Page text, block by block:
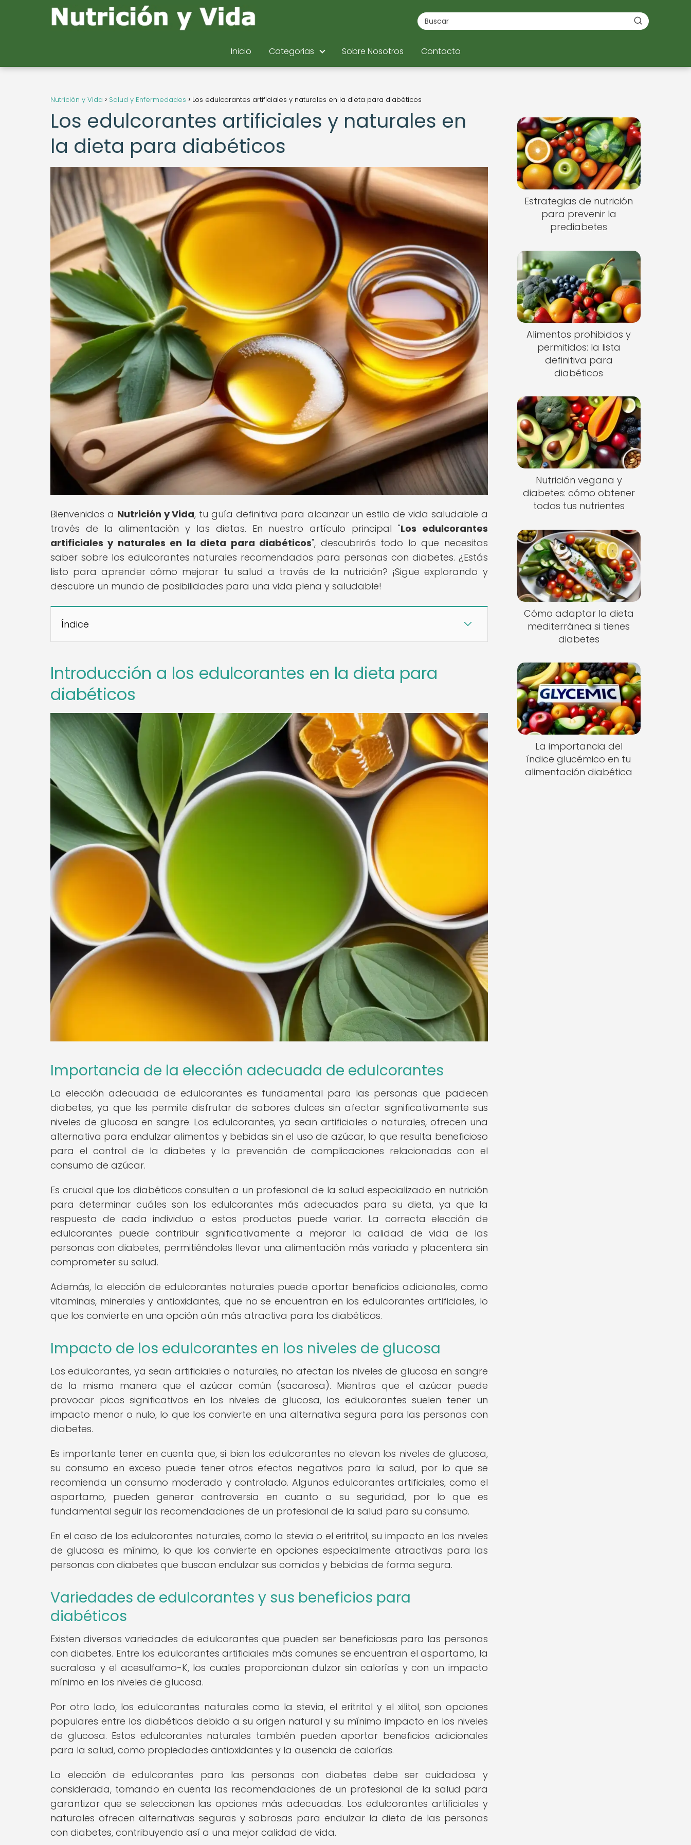
Inicio Categorias Sobre Nosotros Contacto
Nutrición y Vida Salud y Enfermedades Los edulcorantes artificiales y naturales en la dieta para diabéticos
Los edulcorantes artificiales y naturales en
la dieta para diabéticos
Bienvenidos a Nutrición y Vida, tu guía definitiva para alcanzar un estilo de vida saludable a
través de la alimentación y las dietas. En nuestro artículo principal "Los edulcorantes
artificiales y naturales en la dieta para diabéticos", descubrirás todo lo que necesitas
saber sobre los edulcorantes naturales recomendados para personas con diabetes. ¿Estás
listo para aprender cómo mejorar tu salud a través de la nutrición? ¡Sigue explorando y
descubre un mundo de posibilidades para una vida plena y saludable!
Índice
Introducción a los edulcorantes en la dieta para
diabéticos
Importancia de la elección adecuada de edulcorantes
La elección adecuada de edulcorantes es fundamental para las personas que padecen
diabetes, ya que les permite disfrutar de sabores dulces sin afectar significativamente sus
niveles de glucosa en sangre. Los edulcorantes, ya sean artificiales o naturales, ofrecen una
alternativa para endulzar alimentos y bebidas sin el uso de azúcar, lo que resulta beneficioso
para el control de la diabetes y la prevención de complicaciones relacionadas con el
consumo de azúcar.
Es crucial que los diabéticos consulten a un profesional de la salud especializado en nutrición
para determinar cuáles son los edulcorantes más adecuados para su dieta, ya que la
respuesta de cada individuo a estos productos puede variar. La correcta elección de
edulcorantes puede contribuir significativamente a mejorar la calidad de vida de las
personas con diabetes, permitiéndoles llevar una alimentación más variada y placentera sin
comprometer su salud.
Además, la elección de edulcorantes naturales puede aportar beneficios adicionales, como
vitaminas, minerales y antioxidantes, que no se encuentran en los edulcorantes artificiales, lo
que los convierte en una opción aún más atractiva para los diabéticos.
Impacto de los edulcorantes en los niveles de glucosa
Los edulcorantes, ya sean artificiales o naturales, no afectan los niveles de glucosa en sangre
de la misma manera que el azúcar común (sacarosa). Mientras que el azúcar puede
provocar picos significativos en los niveles de glucosa, los edulcorantes suelen tener un
impacto menor o nulo, lo que los convierte en una alternativa segura para las personas con
diabetes.
Es importante tener en cuenta que, si bien los edulcorantes no elevan los niveles de glucosa,
su consumo en exceso puede tener otros efectos negativos para la salud, por lo que se
recomienda un consumo moderado y controlado. Algunos edulcorantes artificiales, como el
aspartamo, pueden generar controversia en cuanto a su seguridad, por lo que es
fundamental seguir las recomendaciones de un profesional de la salud para su consumo.
En el caso de los edulcorantes naturales, como la stevia o el eritritol, su impacto en los niveles
de glucosa es mínimo, lo que los convierte en opciones especialmente atractivas para las
personas con diabetes que buscan endulzar sus comidas y bebidas de forma segura.
Variedades de edulcorantes y sus beneficios para
diabéticos
Existen diversas variedades de edulcorantes que pueden ser beneficiosas para las personas
con diabetes. Entre los edulcorantes artificiales más comunes se encuentran el aspartamo, la
sucralosa y el acesulfamo-K, los cuales proporcionan dulzor sin calorías y con un impacto
mínimo en los niveles de glucosa.
Por otro lado, los edulcorantes naturales como la stevia, el eritritol y el xilitol, son opciones
populares entre los diabéticos debido a su origen natural y su mínimo impacto en los niveles
de glucosa. Estos edulcorantes naturales también pueden aportar beneficios adicionales
para la salud, como propiedades antioxidantes y la ausencia de calorías.
La elección de edulcorantes para las personas con diabetes debe ser cuidadosa y
considerada, tomando en cuenta las recomendaciones de un profesional de la salud para
garantizar que se seleccionen las opciones más adecuadas. Los edulcorantes artificiales y
naturales ofrecen alternativas seguras y sabrosas para endulzar la dieta de las personas
con diabetes, contribuyendo así a una mejor calidad de vida.
Estrategias de nutrición
para prevenir la
prediabetes
Alimentos prohibidos y
permitidos: la lista
definitiva para
diabéticos
Nutrición vegana y
diabetes: cómo obtener
todos tus nutrientes
Cómo adaptar la dieta
mediterránea si tienes
diabetes
La importancia del
índice glucémico en tu
alimentación diabética